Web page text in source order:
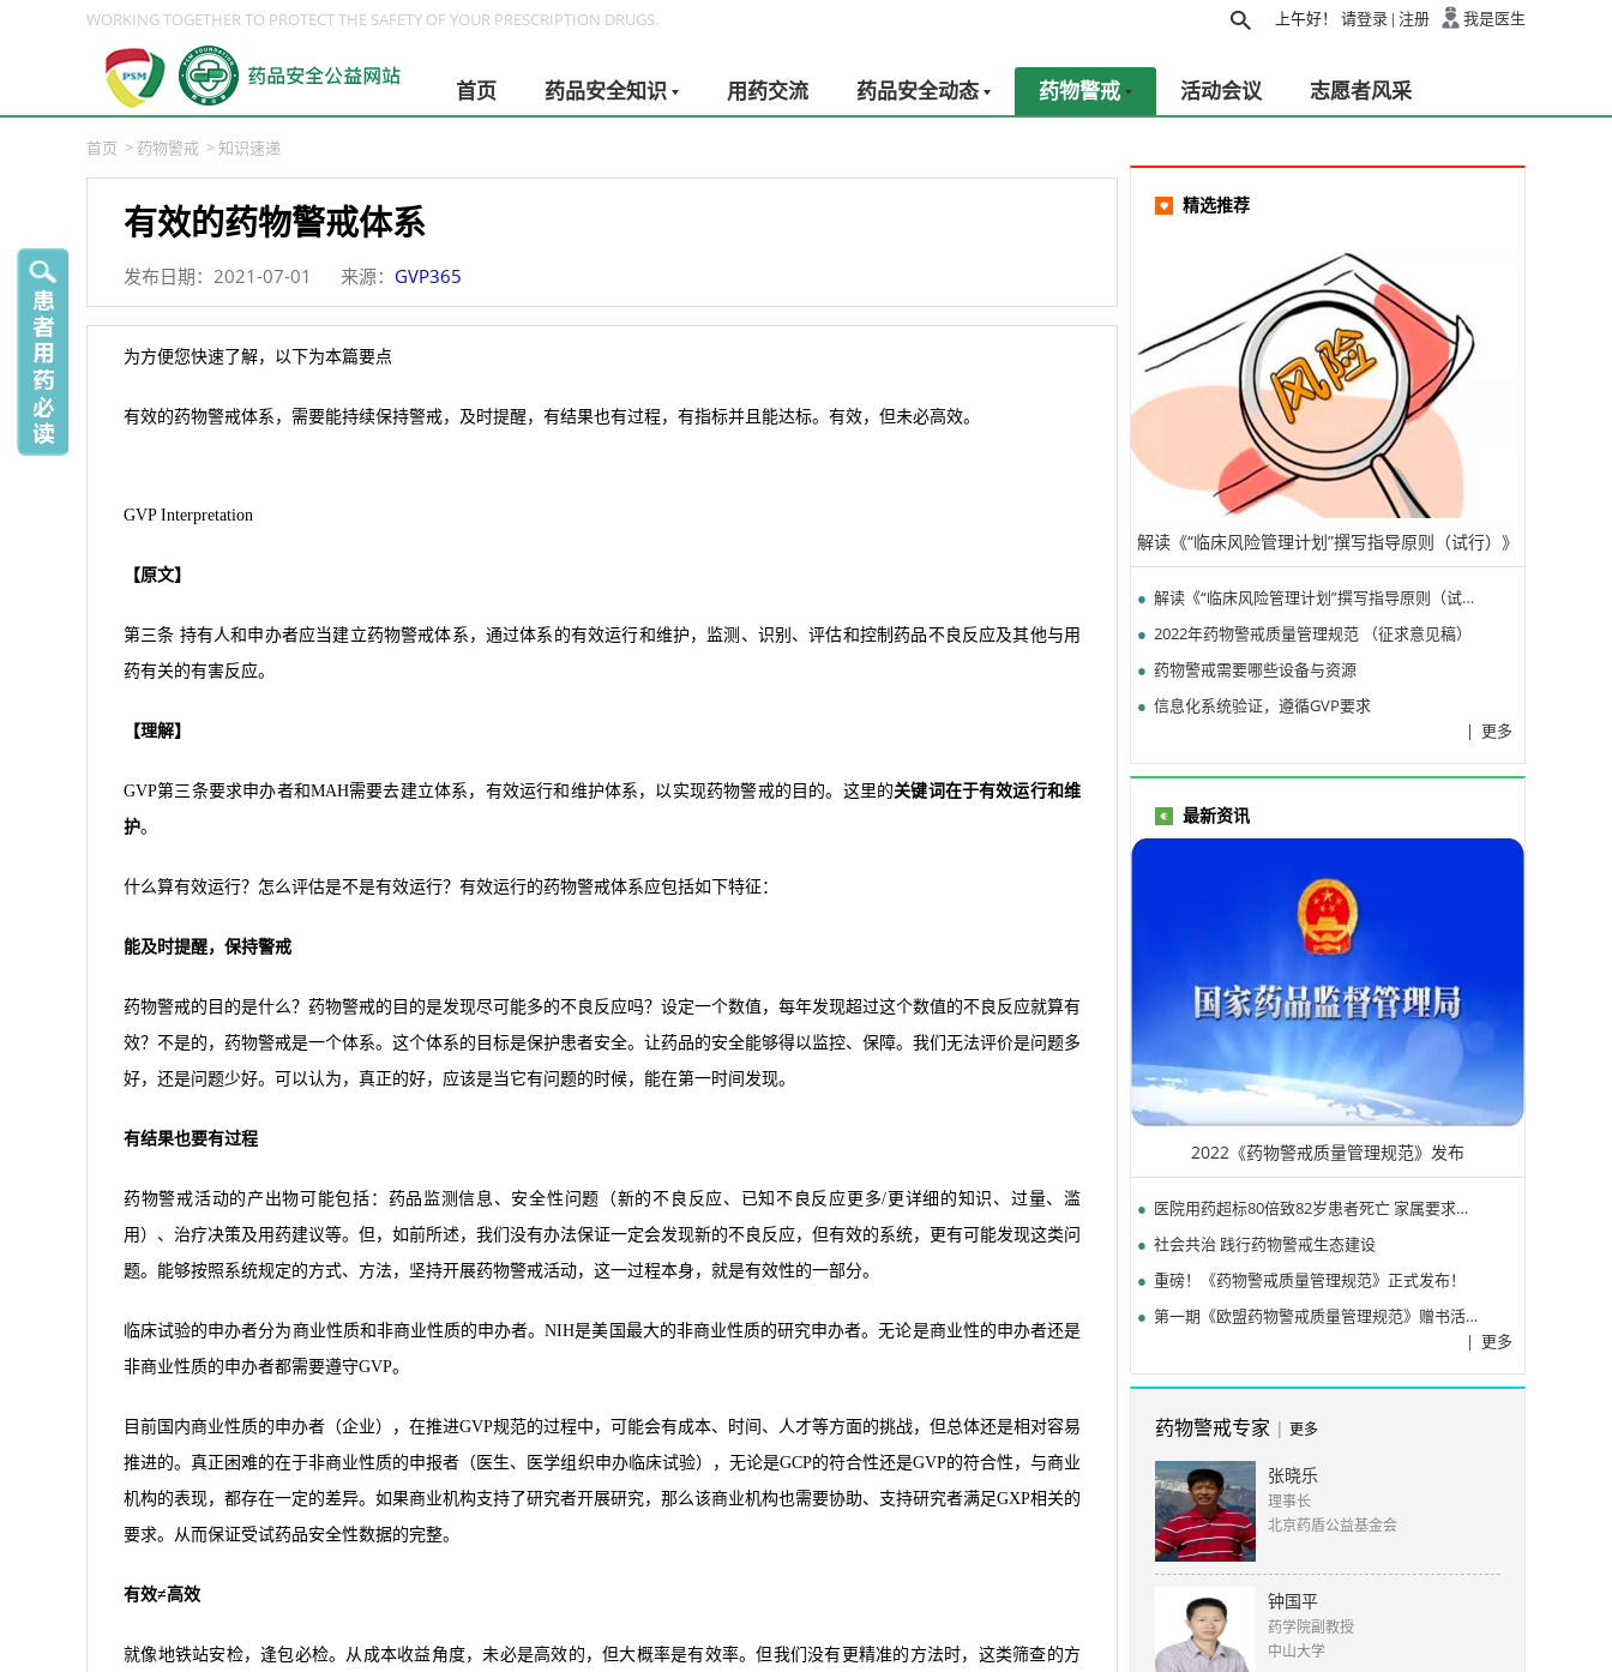
WORKING TOGETHER TO PROTECT THE SAFETY OF YOUR PRESCRIPTION DRUGS. 上午好！ 请登录 | 注册 我是医生
首页 药品安全知识 用药交流 药品安全动态 药物警戒 活动会议 志愿者风采
首页 > 药物警戒 >知识速递
有效的药物警戒体系
发布日期：2021-07-01 来源： GVP365
为方便您快速了解，以下为本篇要点
有效的药物警戒体系，需要能持续保持警戒，及时提醒，有结果也有过程，有指标并且能达标。有效，但未必高效。
GVP Interpretation
【原文】
第三条 持有人和申办者应当建立药物警戒体系，通过体系的有效运行和维护，监测、识别、评估和控制药品不良反应及其他与用
药有关的有害反应。
【理解】
GVP第三条要求申办者和MAH需要去建立体系，有效运行和维护体系，以实现药物警戒的目的。这里的关键词在于有效运行和维
护。
什么算有效运行？ 怎么评估是不是有效运行？有效运行的药物警戒体系应包括如下特征：
能及时提醒，保持警戒
药物警戒的目的是什么？药物警戒的目的是发现尽可能多的不良反应吗？设定一个数值，每年发现超过这个数值的不良反应就算有
效？不是的，药物警戒是一个体系。这个体系的目标是保护患者安全。让药品的安全能够得以监控、保障。我们无法评价是问题多
好，还是问题少好。可以认为，真正的好，应该是当它有问题的时候，能在第一时间发现。
有结果也要有过程
药物警戒活动的产出物可能包括：药品监测信息、安全性问题（新的不良反应、已知不良反应更多/更详细的知识、过量、滥
用）、治疗决策及用药建议等。但，如前所述，我们没有办法保证一定会发现新的不良反应，但有效的系统，更有可能发现这类问
题。能够按照系统规定的方式、方法，坚持开展药物警戒活动，这一过程本身，就是有效性的一部分。
临床试验的申办者分为商业性质和非商业性质的申办者。NIH是美国最大的非商业性质的研究申办者。无论是商业性的申办者还是
非商业性质的申办者都需要遵守GVP。
目前国内商业性质的申办者（企业），在推进GVP规范的过程中，可能会有成本、时间、人才等方面的挑战，但总体还是相对容易
推进的。真正困难的在于非商业性质的申报者（医生、医学组织申办临床试验），无论是GCP的符合性还是GVP的符合性，与商业
机构的表现，都存在一定的差异。如果商业机构支持了研究者开展研究，那么该商业机构也需要协助、支持研究者满足GXP相关的
要求。从而保证受试药品安全性数据的完整。
有效≠高效
就像地铁站安检，逢包必检。从成本收益角度，未必是高效的，但大概率是有效率。但我们没有更精准的方法时，这类筛查的方
精选推荐
解读《“临床风险管理计划”撰写指导原则（试行）》
（下）
●
解读《“临床风险管理计划”撰写指导原则（试行）》（上）
● 2022年药物警戒质量管理规范 （征求意见稿）
● 药物警戒需要哪些设备与资源
● 信息化系统验证，遵循GVP要求
| 更多
最新资讯
2022《药物警戒质量管理规范》发布
●
医院用药超标80倍致82岁患者死亡 家属要求刑罚
● 社会共治 践行药物警戒生态建设
● 重磅！《药物警戒质量管理规范》正式发布！
●
第一期《欧盟药物警戒质量管理规范》赠书活动圆满结束
| 更多
药物警戒专家 | 更多
张晓乐
理事长
北京药盾公益基金会
钟国平
药学院副教授
中山大学